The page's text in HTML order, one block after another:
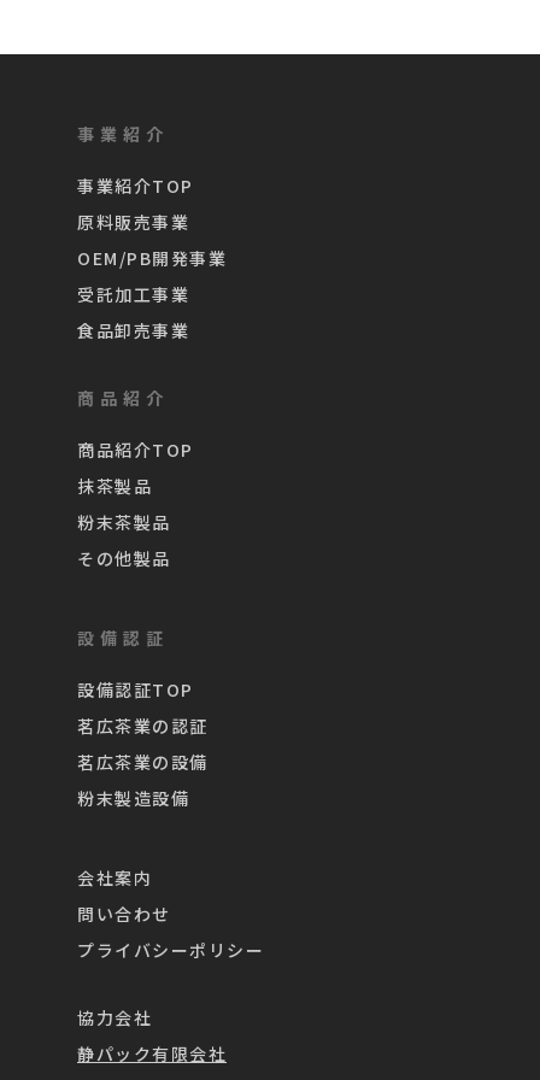
事業紹介
事業紹介TOP
原料販売事業
OEM/PB開発事業
受託加工事業
食品卸売事業
商品紹介
商品紹介TOP
抹茶製品
粉末茶製品
その他製品
設備認証
設備認証TOP
茗広茶業の認証
茗広茶業の設備
粉末製造設備
会社案内
問い合わせ
プライバシーポリシー
協力会社
静パック有限会社